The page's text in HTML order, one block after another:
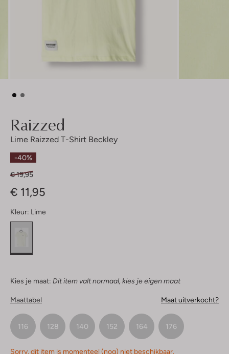
Raizzed
Lime Raizzed T-Shirt Beckley
-40%
€ 19,95
€ 11,95
Kleur: Lime
Kies je maat: Dit item valt normaal, kies je eigen maat
Maattabel Maat uitverkocht?
116 128 140 152 164 176
Sorry, dit item is momenteel (nog) niet beschikbaar.